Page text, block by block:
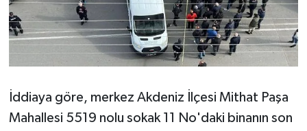
İddiaya göre, merkez Akdeniz İlçesi Mithat Paşa
Mahallesi 5519 nolu sokak 11 No'daki binanın son